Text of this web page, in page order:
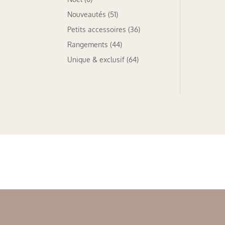
Nouveautés (51)
Petits accessoires (36)
Rangements (44)
Unique & exclusif (64)